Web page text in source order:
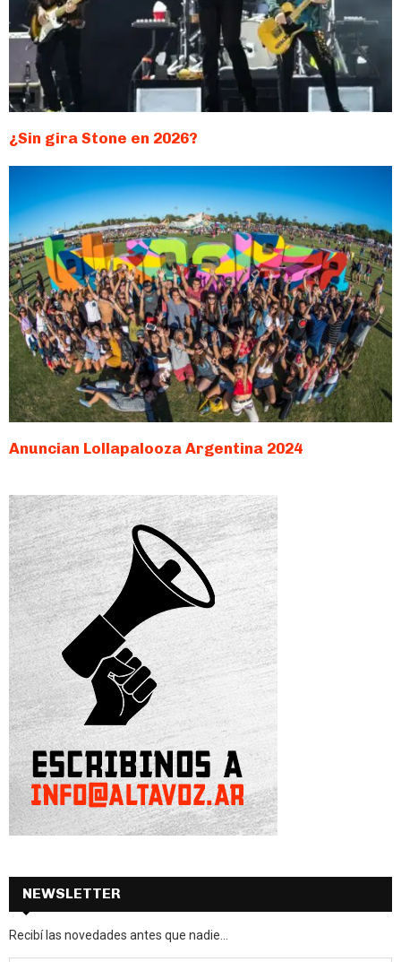
¿Sin gira Stone en 2026?
Anuncian Lollapalooza Argentina 2024
NEWSLETTER
Recibí las novedades antes que nadie...